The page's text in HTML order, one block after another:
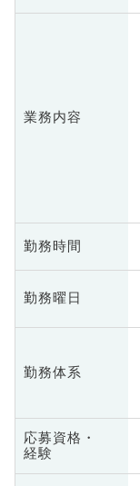
業務内容
勤務時間
勤務曜日
勤務体系
応募資格・
経験